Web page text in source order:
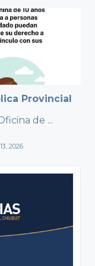
Provincial
de ...
2026